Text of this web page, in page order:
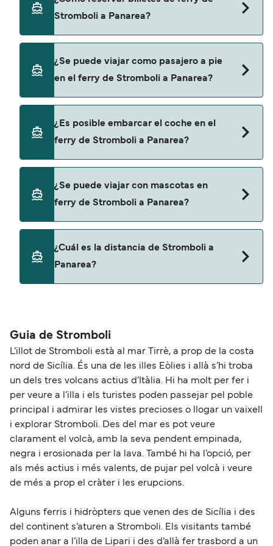
de Stromboli a Panarea. Estas son:
Stromboli a Panarea?
a través de nuestro buscador de ferry online.
Además, también puedes consultar nuestra
página de ofertas para descrubrir las últimas
navieras.
¿Se puede viajar como pasajero a pie
en el ferry de Stromboli a Panarea?
Stromboli a Panarea con:
¿Es posible embarcar el coche en el
ferry de Stromboli a Panarea?
Panarea con
¿Se puede viajar con mascotas en
ferry de Stromboli a Panarea?
ferry. Puede que necesites el pasaporte de tus
mascotas y otros documentos. Actualmente
puedes viajar con mascotas con:
¿Cuál es la distancia de Stromboli a
Panarea?
Guia de Stromboli
L’illot de Stromboli està al mar Tirrè, a prop de la costa
nord de Sicília. És una de les illes Eòlies i allà s’hi troba
un dels tres volcans actius d’Itàlia. Hi ha molt per fer i
per veure a l’illa i els turistes poden passejar pel poble
principal i admirar les vistes precioses o llogar un vaixell
i explorar Stromboli. Des del mar es pot veure
clarament el volcà, amb la seva pendent empinada,
negra i erosionada per la lava. També hi ha l’opció, per
als més actius i més valents, de pujar pel volcà i veure
de més a prop el cràter i les erupcions.
Alguns ferris i hidròpters que venen des de Sicília i des
del continent s’aturen a Stromboli. Els visitants també
poden anar a l’illa de Lipari i des d’allà fer trasbord a un